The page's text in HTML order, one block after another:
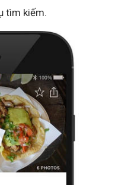
tìm kiếm.